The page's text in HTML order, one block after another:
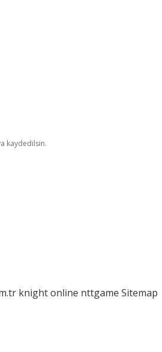
kaydedilsin.
knight online nttgame Sitemap